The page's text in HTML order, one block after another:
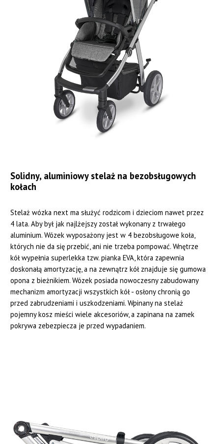
Solidny, aluminiowy stelaż na bezobsługowych
kołach
Stelaż wózka next ma służyć rodzicom i dzieciom nawet przez
4 lata. Aby był jak najlżejszy został wykonany z trwałego
aluminium. Wózek wyposażony jest w 4 bezobsługowe koła,
których nie da się przebić, ani nie trzeba pompować. Wnętrze
kół wypełnia superlekka tzw. pianka EVA, która zapewnia
doskonałą amortyzację, a na zewnątrz kół znajduje się gumowa
opona z bieżnikiem. Wózek posiada nowoczesny zabudowany
mechanizm amortyzacji wszystkich kół - osłony chronią go
przed zabrudzeniami i uszkodzeniami. Wpinany na stelaż
pojemny kosz mieści wiele akcesoriów, a zapinana na zamek
pokrywa zebezpiecza je przed wypadaniem.